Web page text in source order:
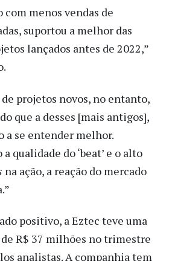
com menos vendas de
suportou a melhor das
lançados antes de 2022,”
projetos novos, no entanto,
que a desses [mais antigos],
a se entender melhor.
qualidade do ‘beat’ e o alto
na ação, a reação do mercado
positivo, a Eztec teve uma
R$ 37 milhões no trimestre
analistas. A companhia tem